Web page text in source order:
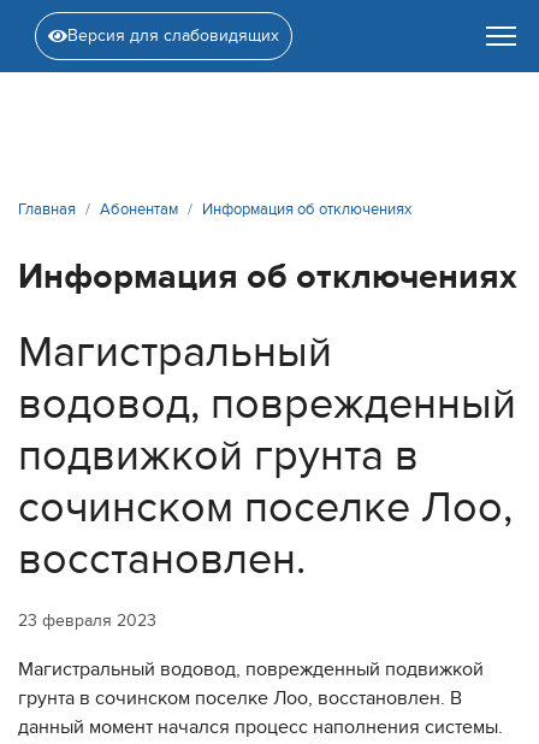
Версия для слабовидящих
Главная Абонентам Информация об отключениях
Информация об отключениях
Магистральный
водовод, поврежденный
подвижкой грунта в
сочинском поселке Лоо,
восстановлен.
23 февраля 2023
Магистральный водовод, поврежденный подвижкой
грунта в сочинском поселке Лоо, восстановлен. В
данный момент начался процесс наполнения системы.